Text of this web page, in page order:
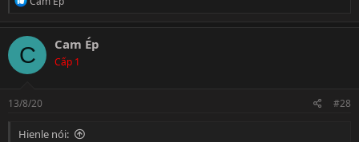
c
t
i
o
s
C Cam Ép
Cấp 1
13/8/20 #28
Hienle nói: